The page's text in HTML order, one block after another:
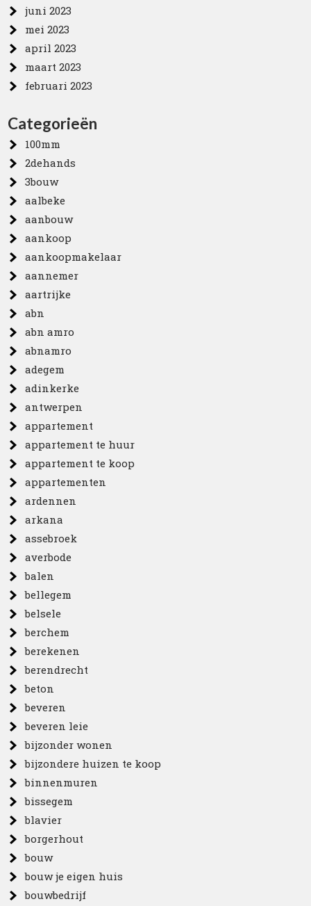
juni 2023
mei 2023
april 2023
maart 2023
februari 2023
Categorieën
100mm
2dehands
3bouw
aalbeke
aanbouw
aankoop
aankoopmakelaar
aannemer
aartrijke
abn
abn amro
abnamro
adegem
adinkerke
antwerpen
appartement
appartement te huur
appartement te koop
appartementen
ardennen
arkana
assebroek
averbode
balen
bellegem
belsele
berchem
berekenen
berendrecht
beton
beveren
beveren leie
bijzonder wonen
bijzondere huizen te koop
binnenmuren
bissegem
blavier
borgerhout
bouw
bouw je eigen huis
bouwbedrijf